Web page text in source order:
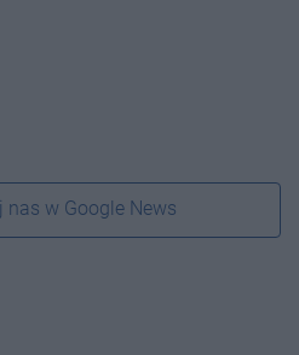
nas w Google News